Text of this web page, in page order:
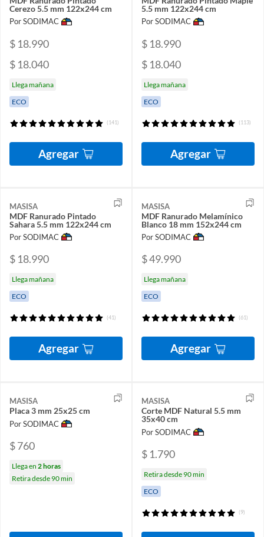
Cerezo 5.5 mm 122x244 cm
Por SODIMAC
$ 18.990
$ 18.040
Llega mañana
ECO
(141)
Agregar
5.5 mm 122x244 cm
Por SODIMAC
$ 18.990
$ 18.040
Llega mañana
ECO
(113)
Agregar
MASISA
MDF Ranurado Pintado
Sahara 5.5 mm 122x244 cm
Por SODIMAC
$ 18.990
Llega mañana
ECO
(41)
Agregar
MASISA
MDF Ranurado Melamínico
Blanco 18 mm 152x244 cm
Por SODIMAC
$ 49.990
Llega mañana
ECO
(61)
Agregar
MASISA
Placa 3 mm 25x25 cm
Por SODIMAC
$ 760
Llega en 2 horas
Retira desde 90 min
MASISA
Corte MDF Natural 5.5 mm
35x40 cm
Por SODIMAC
$ 1.790
Retira desde 90 min
ECO
(9)